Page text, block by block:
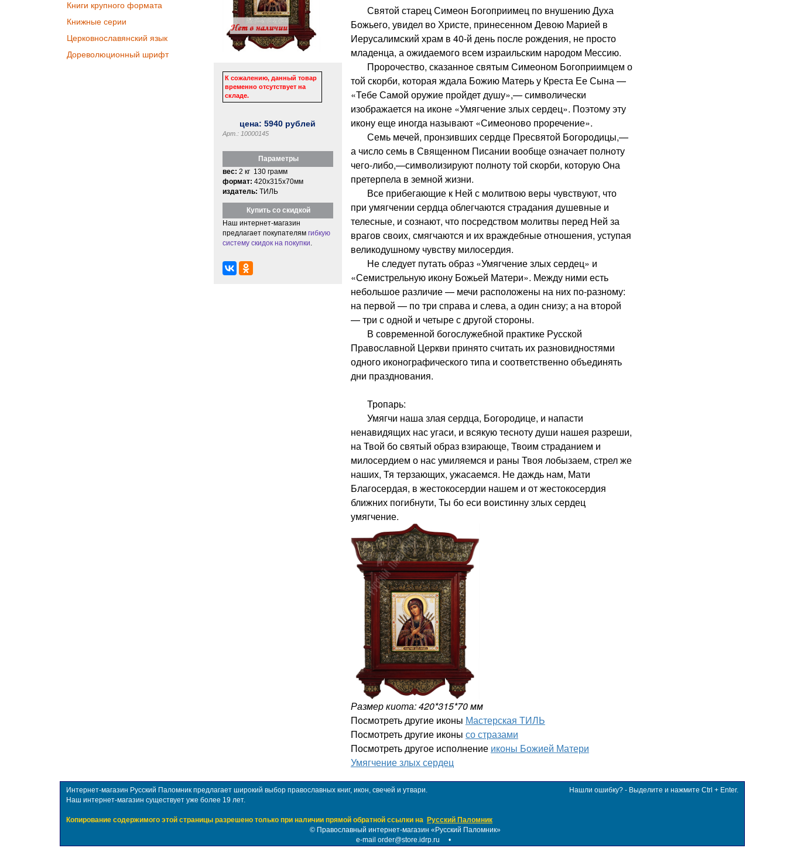
Книги крупного формата
Книжные серии
Церковнославянский язык
Дореволюционный шрифт
К сожалению, данный товар
временно отсутствует на
складе.
цена:5940 рублей
Арт.: 10000145
Параметры
вес: 2 кг 130 грамм
формат: 420x315x70мм
издатель: ТИЛЬ
Купить со скидкой
Наш интернет-магазин
предлагает покупателям гибкую
систему скидок на покупки
Святой старец Симеон Богоприимец по внушению Духа
Божьего, увидел во Христе, принесенном Девою Марией в
Иерусалимский храм в 40-й день после рождения, не просто
младенца, а ожидаемого всем израильским народом Мессию.
Пророчество, сказанное святым Симеоном Богоприимцем о
той скорби, которая ждала Божию Матерь у Креста Ее Сына —
«Тебе Самой оружие пройдет душу»,— символически
изображается на иконе «Умягчение злых сердец». Поэтому эту
икону еще иногда называют «Симеоново проречение».
Семь мечей, пронзивших сердце Пресвятой Богородицы,—
а число семь в Священном Писании вообще означает полноту
чего-либо,—символизируют полноту той скорби, которую Она
претерпела в земной жизни.
Все прибегающие к Ней с молитвою веры чувствуют, что
при умягчении сердца облегчаются страдания душевные и
телесные, и сознают, что посредством молитвы перед Ней за
врагов своих, смягчаются и их враждебные отношения, уступая
великодушному чувству милосердия.
Не следует путать образ «Умягчение злых сердец» и
«Семистрельную икону Божьей Матери». Между ними есть
небольшое различие — мечи расположены на них по-разному:
на первой — по три справа и слева, а один снизу; а на второй
— три с одной и четыре с другой стороны.
В современной богослужебной практике Русской
Православной Церкви принято считать их разновидностями
одного иконографического типа и соответственно объединять
дни празднования.
Тропарь:
Умягчи наша злая сердца, Богородице, и напасти
ненавидящих нас угаси, и всякую тесноту души нашея разреши,
на Твой бо святый образ взирающе, Твоим страданием и
милосердием о нас умиляемся и раны Твоя лобызаем, стрел же
наших, Тя терзающих, ужасаемся. Не даждь нам, Мати
Благосердая, в жестокосердии нашем и от жестокосердия
ближних погибнути, Ты бо еси воистинну злых сердец
умягчение.
Размер киота: 420*315*70 мм
Посмотреть другие иконы Мастерская ТИЛЬ
Посмотреть другие иконы со стразами
Посмотреть другое исполнение иконы Божией Матери
Умягчение злых сердец
Интернет-магазин Русский Паломник предлагает широкий выбор православных книг, икон, свечей и утвари.
Наш интернет-магазин существует уже более 19 лет.
Копирование содержимого этой страницы разрешено только при наличии прямой обратной ссылки на Русский Паломник
Нашли ошибку? - Выделите и нажмите Ctrl + Enter.
© Православный интернет-магазин «Русский Паломник»
e-mail order@store.idrp.ru •